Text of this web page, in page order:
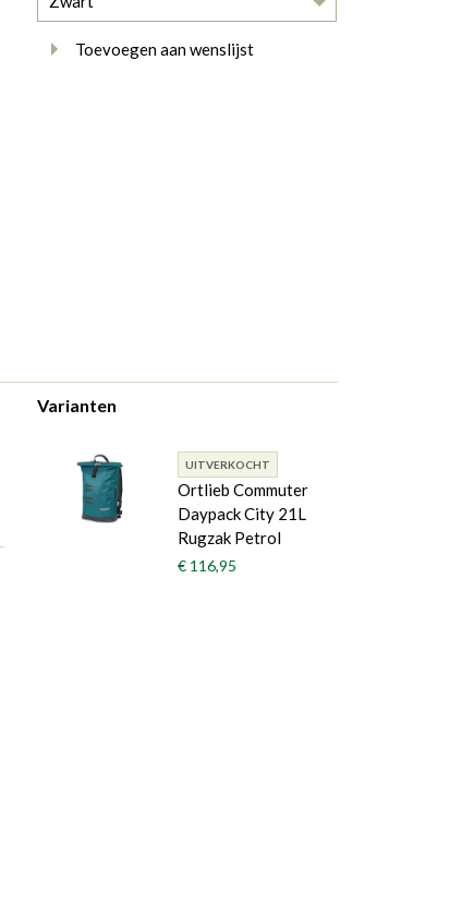
Toevoegen aan wenslijst
Varianten
UITVERKOCHT
Ortlieb Commuter
Daypack City 21L
Rugzak Petrol
€ 116,95